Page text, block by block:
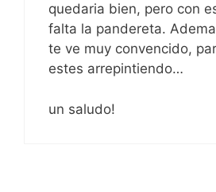
quedaria bien, pero con
falta la pandereta.
te ve muy convencido,
estes arrepintiendo…
un saludo!